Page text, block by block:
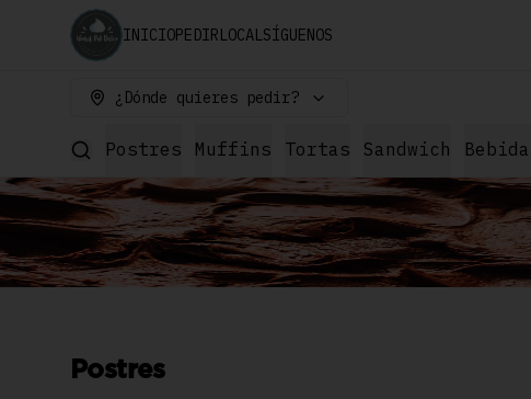
INICIOPEDIRLOCALSÍGUENOS
¿Dónde quieres pedir?
Postres Muffins Tortas Sandwich
Postres